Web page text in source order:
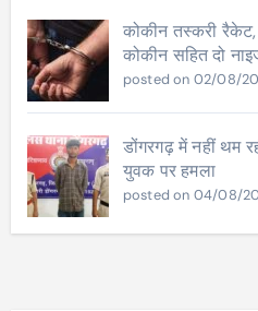
कोकीन तस्करी
कोकीन सहित दो
posted on 02/08/
डोंगरगढ़ में नहीं थम
युवक पर हमला
posted on 04/08/